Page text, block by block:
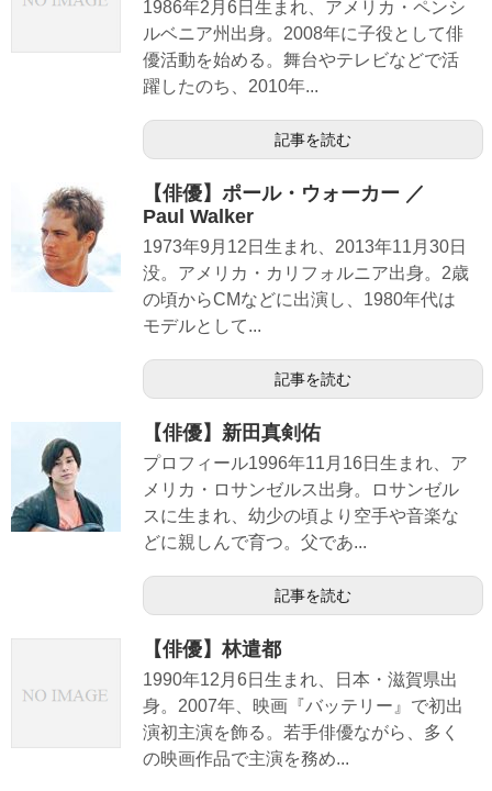
1986年2月6日生まれ、アメリカ・ペンシ
ルベニア州出身。2008年に子役として俳
優活動を始める。舞台やテレビなどで活
躍したのち、2010年...
記事を読む
【俳優】ポール・ウォーカー ／
Paul Walker
1973年9月12日生まれ、2013年11月30日
没。アメリカ・カリフォルニア出身。2歳
の頃からCMなどに出演し、1980年代は
モデルとして...
記事を読む
【俳優】新田真剣佑
プロフィール1996年11月16日生まれ、ア
メリカ・ロサンゼルス出身。ロサンゼル
スに生まれ、幼少の頃より空手や音楽な
どに親しんで育つ。父であ...
記事を読む
【俳優】林遣都
1990年12月6日生まれ、日本・滋賀県出
身。2007年、映画『バッテリー』で初出
演初主演を飾る。若手俳優ながら、多く
の映画作品で主演を務め...